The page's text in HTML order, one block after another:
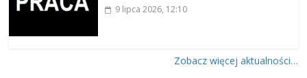
9 lipca 2026, 12:10
Zobacz więcej aktualności…